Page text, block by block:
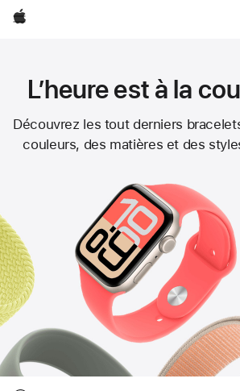
Apple
Bracelets
L’heure est à la
Découvrez les tout derniers
couleurs, des matières et des